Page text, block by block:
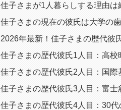
佳子さまが1人暮らしする理由は
佳子さまの現在の彼氏は大学の
2026年最新！佳子さまの歴代彼
佳子さまの歴代彼氏1人目：高
佳子さまの歴代彼氏2人目：国
佳子さまの歴代彼氏3人目：富
佳子さまの歴代彼氏4人目：30